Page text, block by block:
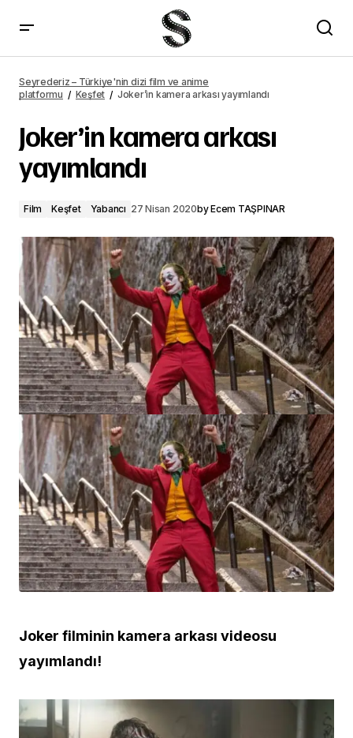
Seyrederiz – Türkiye'nin dizi film ve anime
platformu
Keşfet Joker’in kamera arkası yayımlandı
Joker’in kamera arkası
yayımlandı
Film Keşfet Yabancı 27 Nisan 2020byEcem TAŞPINAR
Joker filminin kamera arkası videosu
yayımlandı!